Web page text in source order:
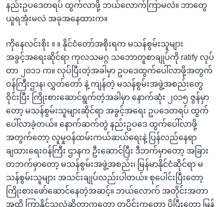
နည်းဥပဒေတရပ် ထွက်လာဖို့ ဘယ်လောက်ကြာမလဲ။ ဘာတွေ
ယူရအုံးမလဲ အခုအနေထားက။
ကိုနေလင်းစိုး ။ ။ နိုင်ငံတော်အစိုးရက မသန်စွမ်းသူများ
အခွင့်အရေးဆိုင်ရာ ကုလသမဂ္ဂ သဘောတူစာချုပ်ကို ratify လုပ်
တာ ၂၀၁၁ က။ လုပ်ပြီးတဲ့အခါမှာ ဥပဒေထွက်ပေါ်လာဖို့အတွက်
ဝန်ကြီးဌာန၊ လွှတ်တော် နဲ့ ကျန်တဲ့ မသန်စွမ်းအဖွဲ့အစည်းတွေ
ဝိုင်းပြီး ကြိုးစားဆောင်ရွက်တဲ့အခါမှာ နောက်ဆုံး ၂၀၁၅ ဇွန်မှာ
တော့ မသန်စွမ်းသူများဆိုင်ရာ အခွင့်အရေး ဥပဒေတရပ် ထွက်
ပေါ်လာခဲ့တယ်။ နောက်ဆက်တွဲ နည်းဥပဒေ ထွက်ပေါ်လာဖို့
အတွက်တော့ လူမှုဝန်ထမ်းကယ်ဆယ်ရေးနဲ့ ပြန်လည်နေရာ
ချထားရေးဝန်ကြီး ဌာနက ဦးဆောင်ပြီး ဒီဘက်မှာတော့ အခြား
တဘက်မှာတော့ မသန်စွမ်းအဖွဲ့အစည်း၊ မြန်မာနိုင်ငံဆိုင်ရာ မ
သန်စွမ်းသူများ အသင်းချုပ်လည်းပါတယ်။ စုပေါင်းပြီးတော့
ကြိုးစားဖော်ဆောင်နေတဲ့အဆင့်။ ဘယ်လောက် အတိုင်းအတာ
အထိ ကြာနိုင်သလဲဆိုတာကတော့ တပိုင်းကတော့ ပိုပြီးတော့ မြန်